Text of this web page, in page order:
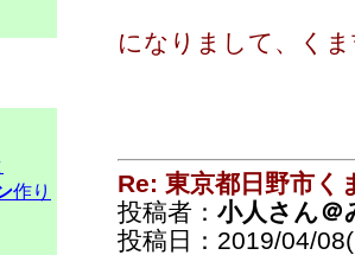
作り
になりまして、く
Re: 東京都日野市く
投稿者： 小人さん＠
投稿日：2019/04/